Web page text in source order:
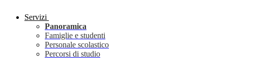
Servizi
Panoramica
Famiglie e studenti
Personale scolastico
Percorsi di studio